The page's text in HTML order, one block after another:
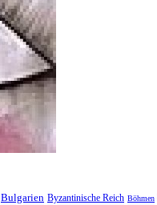
Bulgarien Byzantinische Reich Böhmen